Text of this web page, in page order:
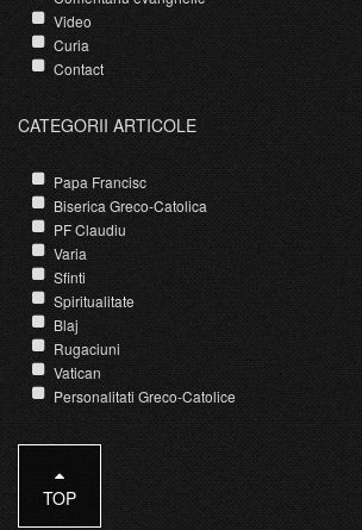
Video
Curia
Contact
CATEGORII ARTICOLE
Papa Francisc
Biserica Greco-Catolica
PF Claudiu
Varia
Sfinti
Spiritualitate
Blaj
Rugaciuni
Vatican
Personalitati Greco-Catolice
TOP